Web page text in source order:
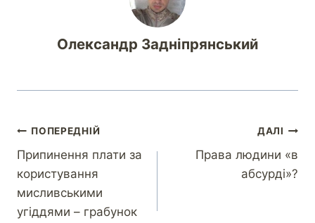
Олександр Задніпрянський
ПОПЕРЕДНІЙ
Припинення плати за
користування
мисливськими
угіддями – грабунок
ДАЛІ
Права людини «в
абсурді»?